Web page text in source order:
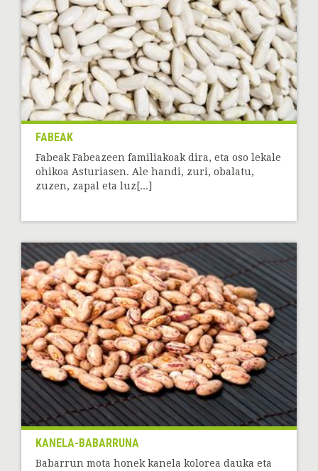
FABEAK
Fabeak Fabeazeen familiakoak dira, eta oso lekale
ohikoa Asturiasen. Ale handi, zuri, obalatu,
zuzen, zapal eta luz[...]
KANELA-BABARRUNA
Babarrun mota honek kanela kolorea dauka eta